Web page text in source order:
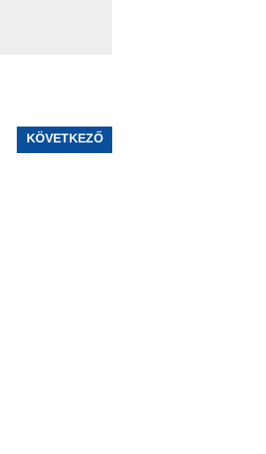
KÖVETKEZŐ